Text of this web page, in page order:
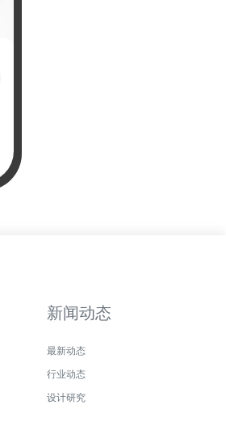
新闻动态
最新动态
行业动态
设计研究